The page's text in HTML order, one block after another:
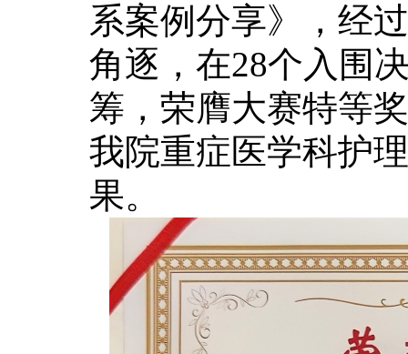
系案例分享》，经
角逐，在28个入围
筹，荣膺大赛特等
我院重症医学科护
果。